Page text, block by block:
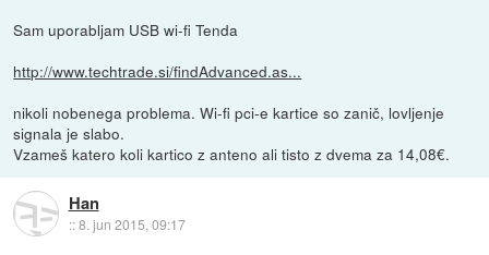
Sam uporabljam USB wi-fi Tenda
http://www.techtrade.si/findAdvanced.as...
nikoli nobenega problema. Wi-fi pci-e kartice so zanič, lovljenje
signala je slabo.
Vzameš katero koli kartico z anteno ali tisto z dvema za 14,08€.
Han
::8. jun 2015, 09:17